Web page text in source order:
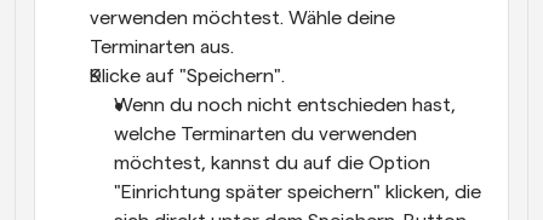
verwenden möchtest. Wähle deine
Terminarten aus.
Klicke auf "Speichern".
Wenn du noch nicht entschieden hast,
welche Terminarten du verwenden
möchtest, kannst du auf die Option
"Einrichtung später speichern" klicken, die